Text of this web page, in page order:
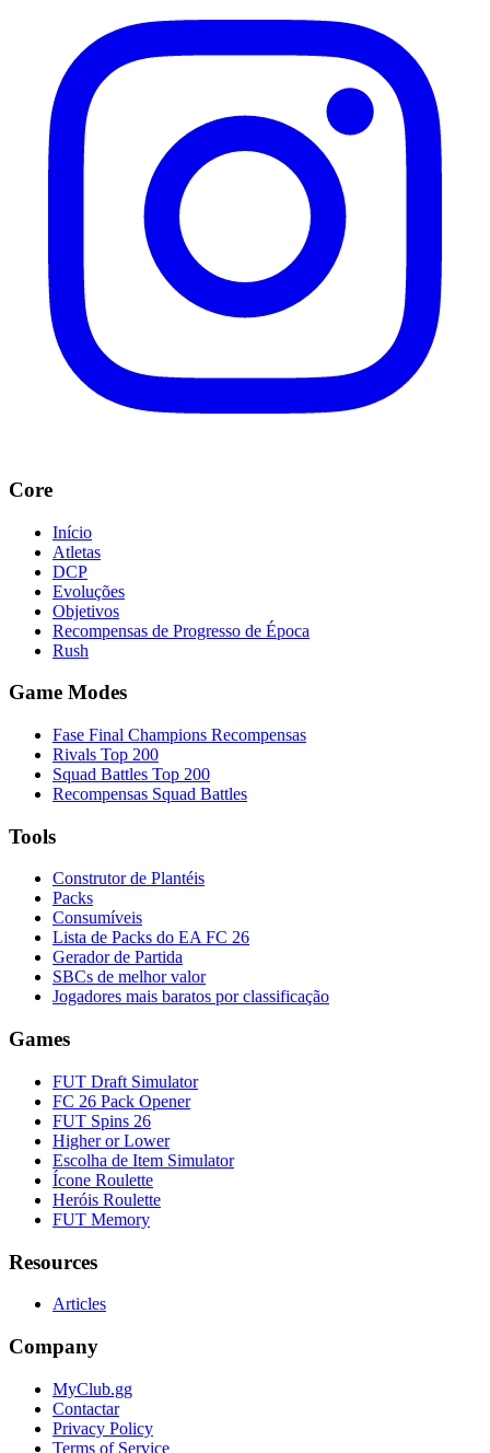
Core
Início
Atletas
DCP
Evoluções
Objetivos
Recompensas de Progresso de Época
Rush
Game Modes
Fase Final Champions Recompensas
Rivals Top 200
Squad Battles Top 200
Recompensas Squad Battles
Tools
Construtor de Plantéis
Packs
Consumíveis
Lista de Packs do EA FC 26
Gerador de Partida
SBCs de melhor valor
Jogadores mais baratos por classificação
Games
FUT Draft Simulator
FC 26 Pack Opener
FUT Spins 26
Higher or Lower
Escolha de Item Simulator
Ícone Roulette
Heróis Roulette
FUT Memory
Resources
Articles
Company
MyClub.gg
Contactar
Privacy Policy
Terms of Service